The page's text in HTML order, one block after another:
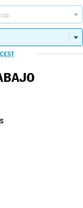
CEST